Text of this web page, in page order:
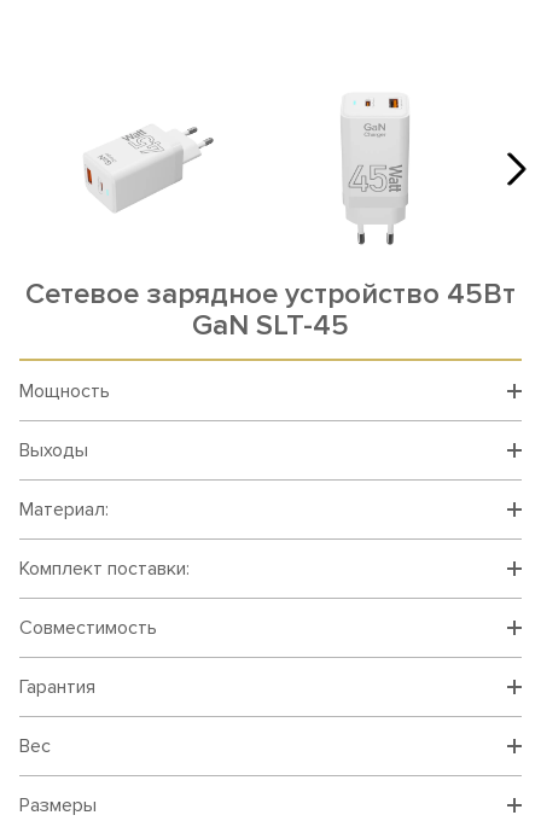
Сетевое зарядное устройство 45Вт
GaN SLT-45
Мощность
Выходы
Материал:
Комплект поставки:
Совместимость
Гарантия
Вес
Размеры